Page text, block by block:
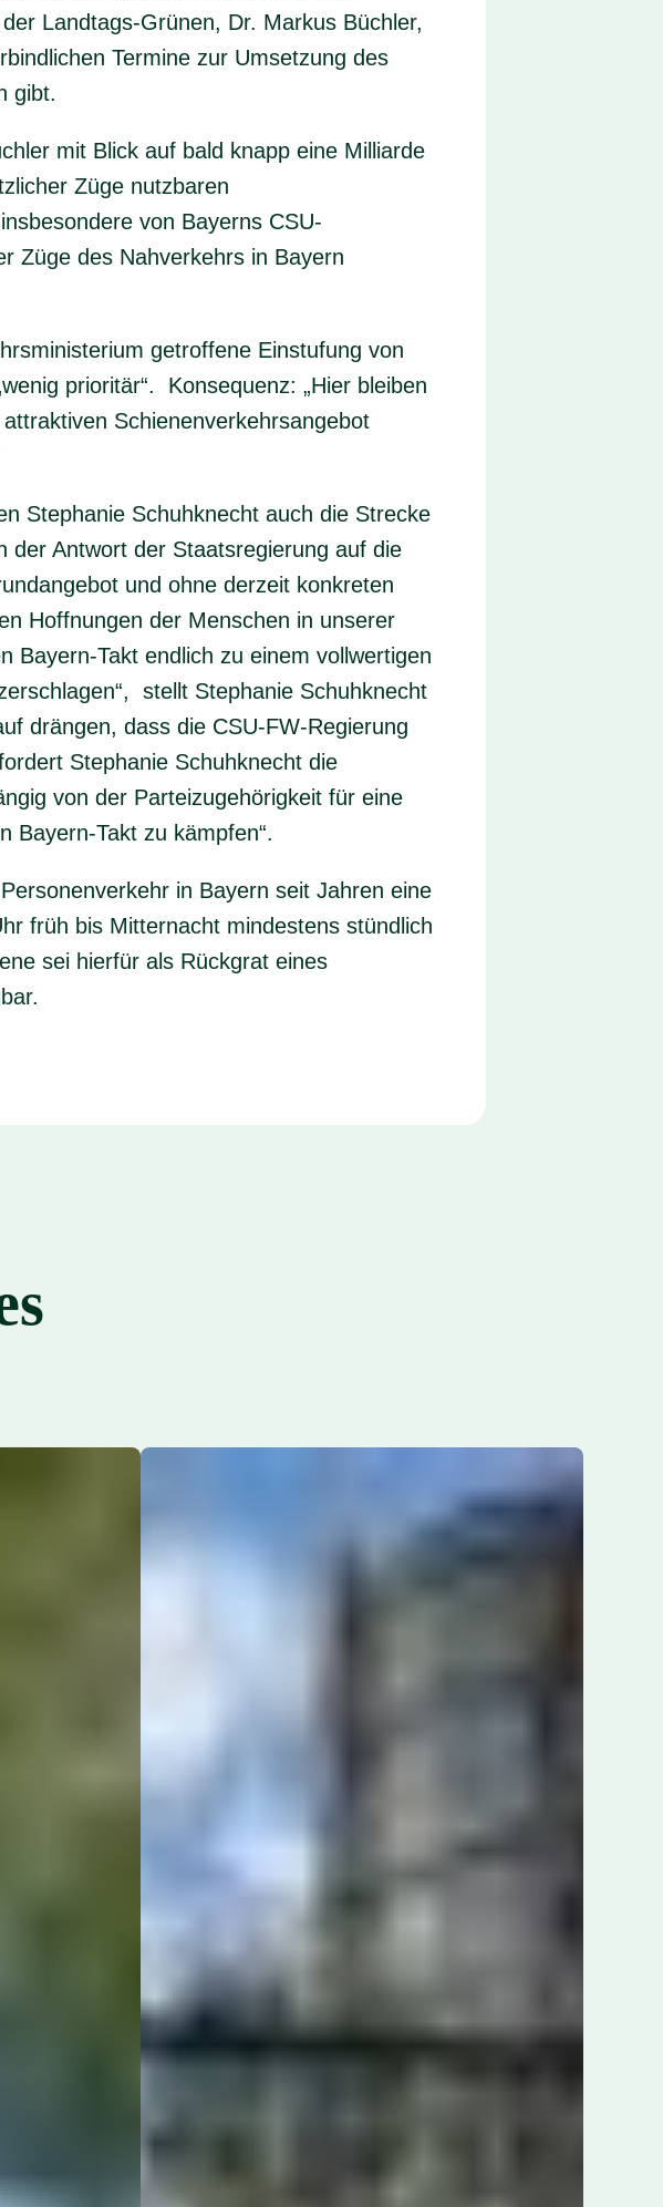
Landtags-Grünen, Dr. Markus Büchler,
Termine zur Umsetzung des
gibt.
mit Blick auf bald knapp eine Milliarde
Züge nutzbaren
von Bayerns CSU-
Züge des Nahverkehrs in Bayern
getroffene Einstufung von
prioritär“. Konsequenz: „Hier bleiben
Schienenverkehrsangebot
Stephanie Schuhknecht auch die Strecke
der Antwort der Staatsregierung auf die
und ohne derzeit konkreten
Hoffnungen der Menschen in unserer
Bayern-Takt endlich zu einem vollwertigen
stellt Stephanie Schuhknecht
drängen, dass die CSU-FW-Regierung
Stephanie Schuhknecht die
von der Parteizugehörigkeit für eine
Bayern-Takt zu kämpfen“.
in Bayern seit Jahren eine
früh bis Mitternacht mindestens stündlich
sei hierfür als Rückgrat eines